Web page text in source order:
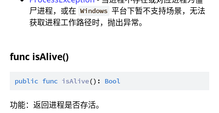
尸进程，或在 Windows 平台下暂不支持场景，无法
获取进程工作路径时，抛出异常。
func isAlive()
public func isAlive(): Bool
功能：返回进程是否存活。